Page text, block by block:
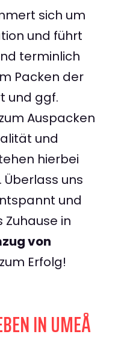
sich um
und führt
terminlich
Packen der
und ggf.
Auspacken
und
hierbei
uns
und
Zuhause in
von
zum Erfolg!
IN UMEÅ